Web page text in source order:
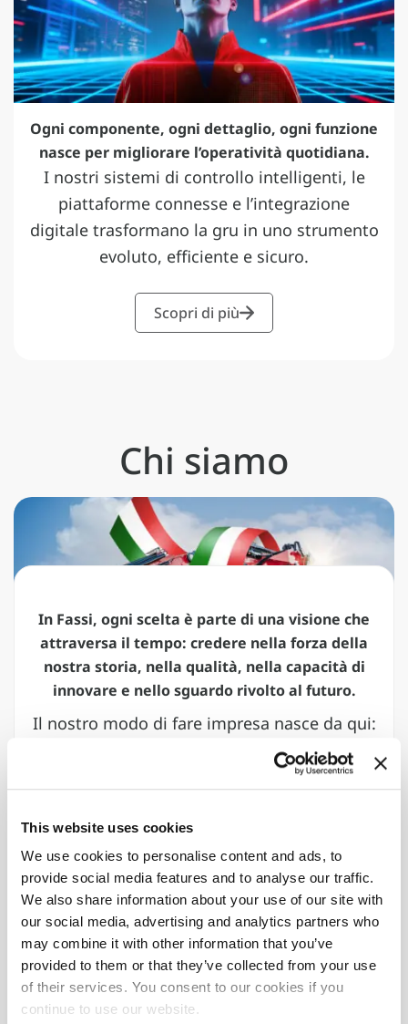
This website uses cookies
We use cookies to personalise content and ads, to
provide social media features and to analyse our traffic.
We also share information about your use of our site with
our social media, advertising and analytics partners who
may combine it with other information that you’ve
provided to them or that they’ve collected from your use
of their services. You consent to our cookies if you
continue to use our website.
Ogni componente, ogni dettaglio, ogni funzione
nasce per migliorare l’operatività quotidiana.
I nostri sistemi di controllo intelligenti, le
piattaforme connesse e l’integrazione
digitale trasformano la gru in uno strumento
evoluto, efficiente e sicuro.
Scopri di più
Chi siamo
In Fassi, ogni scelta è parte di una visione che
attraversa il tempo: credere nella forza della
nostra storia, nella qualità, nella capacità di
innovare e nello sguardo rivolto al futuro.
Il nostro modo di fare impresa nasce da qui:
dal controllo completo della filiera, dalla
flessibilità progettuale, dall’attenzione per
ogni dettaglio che rende un prodotto un
riferimento.
60
Importatori
autorizzati
61
Paesi
nel mondo
8 90%